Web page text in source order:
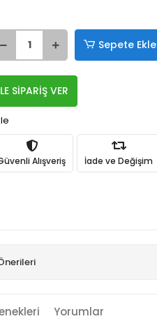
Sepete Ekle
SİPARİŞ VER
Alışveriş İade ve Değişim
Yorumlar